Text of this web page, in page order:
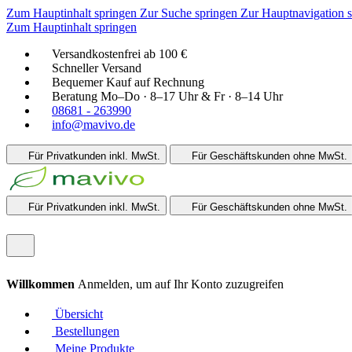
Zum Hauptinhalt springen Zur Suche springen Zur Hauptnavigation
Zum Hauptinhalt springen
Versandkostenfrei ab 100 €
Schneller Versand
Bequemer Kauf auf Rechnung
Beratung Mo–Do · 8–17 Uhr & Fr · 8–14 Uhr
08681 - 263990
info@mavivo.de
Für Privatkunden inkl. MwSt. Für Geschäftskunden ohne MwSt.
Für Privatkunden inkl. MwSt. Für Geschäftskunden ohne MwSt.
Willkommen Anmelden, um auf Ihr Konto zuzugreifen
Übersicht
Bestellungen
Meine Produkte